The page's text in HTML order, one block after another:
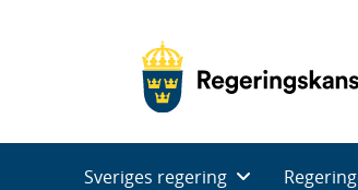
Sveriges regering